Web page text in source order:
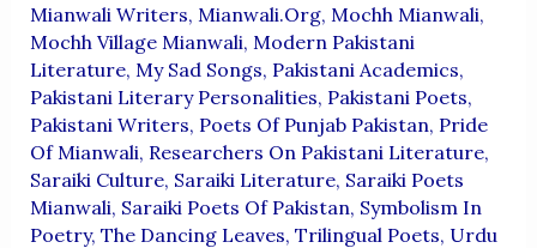
Mianwali Writers, Mianwali.org, Mochh Mianwali,
Mochh Village Mianwali, Modern Pakistani
Literature, My Sad Songs, Pakistani Academics,
Pakistani Literary Personalities, Pakistani Poets,
Pakistani Writers, Poets Of Punjab Pakistan, Pride
Of Mianwali, Researchers On Pakistani Literature,
Saraiki Culture, Saraiki Literature, Saraiki Poets
Mianwali, Saraiki Poets Of Pakistan, Symbolism In
Poetry, The Dancing Leaves, Trilingual Poets, Urdu